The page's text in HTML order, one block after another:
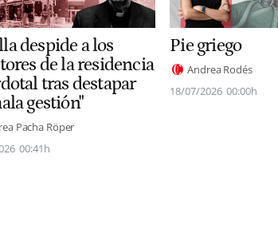
despide a los
de la residencia
tras destapar
gestión"
Pacha Röper
00:41h
Pie griego
Andrea Rodés
18/07/2026 00:00h